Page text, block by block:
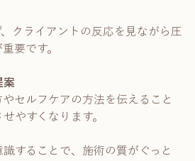
クライアントの反応を見ながら圧
要です。
案
セルフケアの方法を伝えること
やすくなります。
することで、施術の質がぐっと